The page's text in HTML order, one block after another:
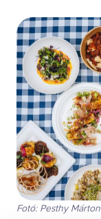
Fotó: Pesthy Márton